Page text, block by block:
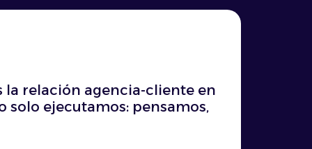
la relación agencia-cliente en
ejecutamos: pensamos,